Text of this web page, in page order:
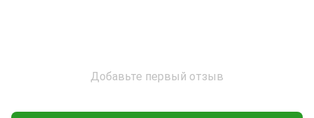
Добавьте первый отзыв